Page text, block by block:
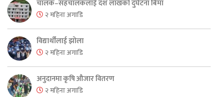
चालक–सहचालकलाई दश लाखको दुर्घटना बिमा
२ महिना अगाडि
विद्यार्थीलाई झोला
२ महिना अगाडि
अनुदानमा कृषि औजार वितरण
२ महिना अगाडि